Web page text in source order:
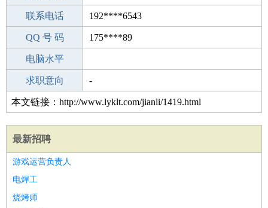
期望月薪
联系电话 192****6543
手机号码 192****6543
QQ 号 码 175****89
微信号码
电脑水平
外语水平
求职意向 -
本文链接：http://www.lyklt.com/jianli/1419.html
最新招聘
游戏运营负责人
电焊工
烧烤师